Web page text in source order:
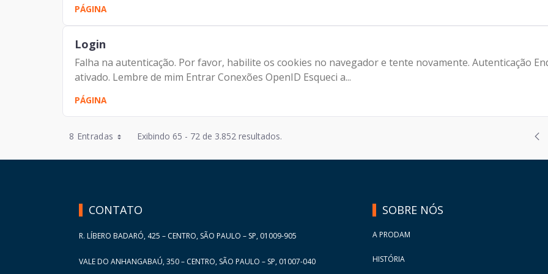
PÁGINA
Login
Falha na autenticação. Por favor, habilite os cookies no navegador e tente novamente. Autenticação
ativado. Lembre de mim Entrar Conexões OpenID Esqueci a...
PÁGINA
8 Entradas
Entradas por Página
Entradas por Página
Exibindo 65 - 72 de 3.852 resultados. Página
CONTATO
R. LÍBERO BADARÓ, 425 – CENTRO, SÃO PAULO – SP, 01009-905
VALE DO ANHANGABAÚ, 350 – CENTRO, SÃO PAULO – SP, 01007-040
SOBRE NÓS
A PRODAM
HISTÓRIA